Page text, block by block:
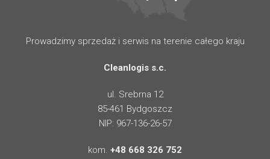
Prowadzimy sprzedaż i serwis na terenie całego kraju
Cleanlogis s.c.
ul. Srebrna 12
85-461 Bydgoszcz
NIP: 967-136-26-57
kom. +48 668 326 752